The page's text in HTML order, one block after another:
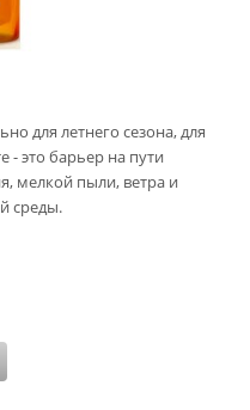
для летнего сезона, для
- это барьер на пути
мелкой пыли, ветра и
среды.